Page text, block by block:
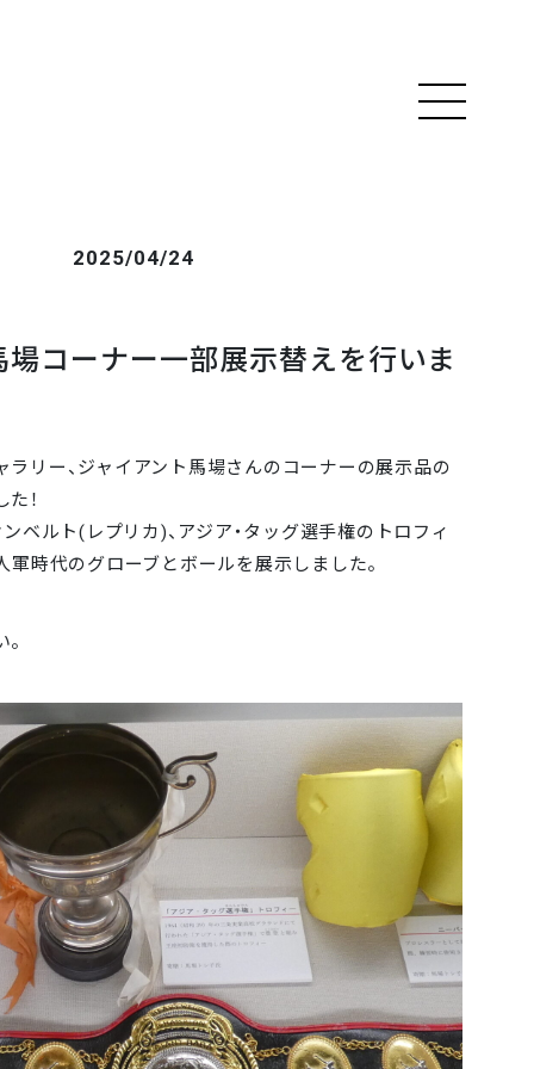
2025/04/24
コーナー一部展示替えを行いま
リー、ジャイアント馬場さんのコーナーの展示品の
！
ベルト(レプリカ)、アジア・タッグ選手権のトロフィ
軍時代のグローブとボールを展示しました。